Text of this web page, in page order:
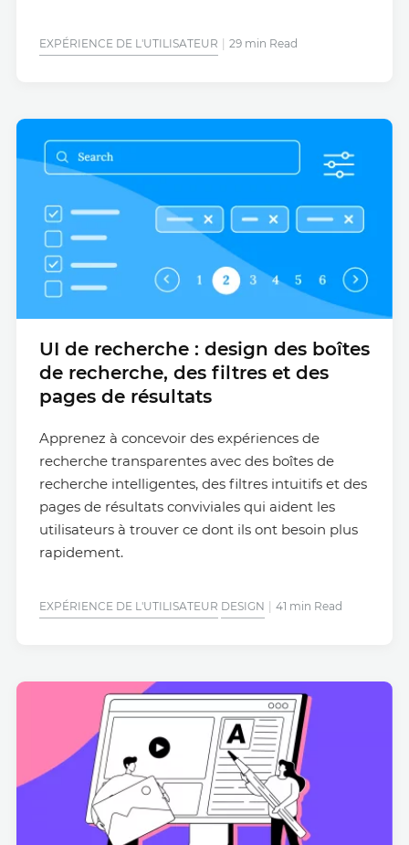
EXPÉRIENCE DE L'UTILISATEUR 29 min Read
UI de recherche : design des boîtes
de recherche, des filtres et des
pages de résultats
Apprenez à concevoir des expériences de
recherche transparentes avec des boîtes de
recherche intelligentes, des filtres intuitifs et des
pages de résultats conviviales qui aident les
utilisateurs à trouver ce dont ils ont besoin plus
rapidement.
EXPÉRIENCE DE L'UTILISATEUR DESIGN 41 min Read